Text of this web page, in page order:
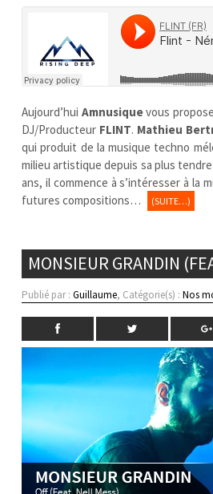
Aujourd’hui Amnusiquevous
DJ/Producteur FLINT. Mathieu
qui produit de la musique techno
milieu artistique depuis sa plus
ans, il commence à s’intéresser à la
futures compositions…
(SUITE…)
MONSIEUR GRANDIN
Publié par :Guillaume, Catégorie(s) :Nos